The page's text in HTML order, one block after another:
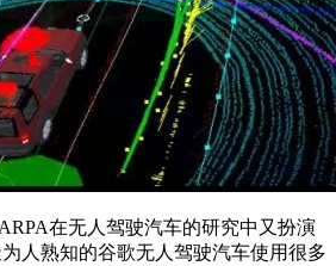
在无人驾驶汽车的研究中又扮演
人熟知的谷歌无人驾驶汽车使用很多